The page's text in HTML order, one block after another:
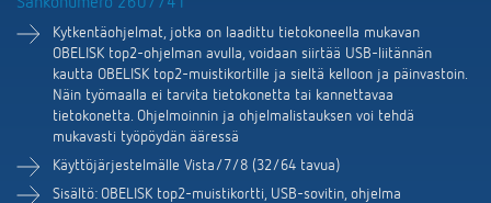
Tehokkaita apulaisia energiakriisissä
Design
Historia
LUXORliving
Kytkentäohjelmat, jotka on laadittu tietokoneella mukavan
OBELISK top2-ohjelman avulla, voidaan siirtää USB-liitännän
kautta OBELISK top2-muistikortille ja sieltä kelloon ja päinvastoin.
Näin työmaalla ei tarvita tietokonetta tai kannettavaa
tietokonetta. Ohjelmoinnin ja ohjelmalistauksen voi tehdä
mukavasti työpöydän ääressä
Käyttöjärjestelmälle Vista/7/8 (32/64 tavua)
Sisältö: OBELISK top2-muistikortti, USB-sovitin, ohjelma